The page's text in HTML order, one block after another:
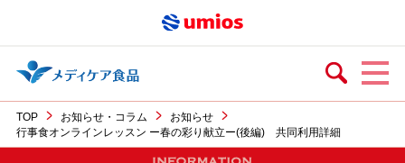
TOP お知らせ・コラム
お知らせ
行事食オンラインレッスン ー春の彩り献立ー(後編) 共同利用詳細